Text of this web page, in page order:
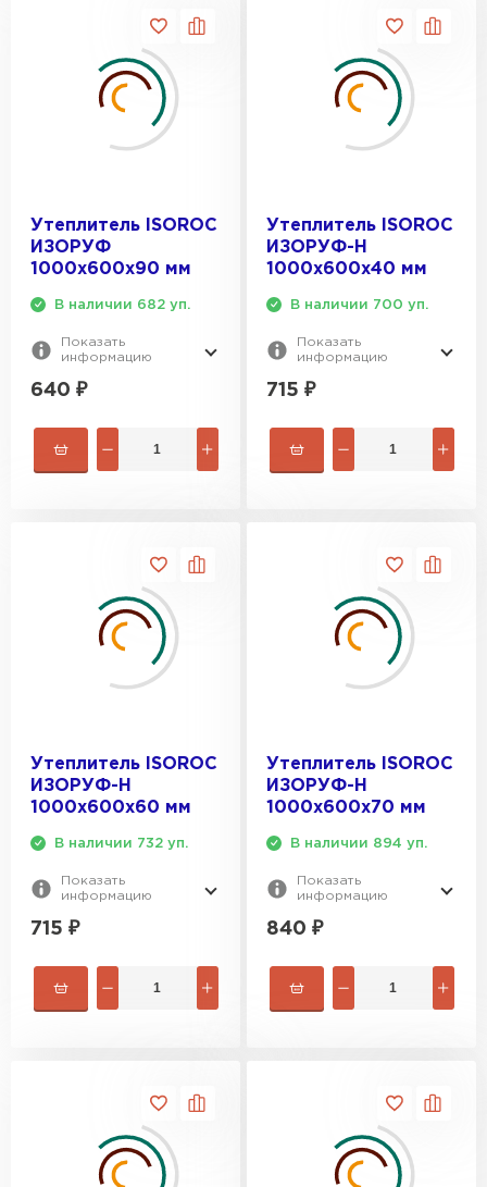
Утеплитель ISOROC
ИЗОРУФ
1000х600х90 мм
В наличии 682 уп.
Показать
информацию
640 ₽
Утеплитель ISOROC
ИЗОРУФ-Н
1000х600х40 мм
В наличии 700 уп.
Показать
информацию
715 ₽
Утеплитель ISOROC
ИЗОРУФ-Н
1000х600х60 мм
В наличии 732 уп.
Показать
информацию
715 ₽
Утеплитель ISOROC
ИЗОРУФ-Н
1000х600х70 мм
В наличии 894 уп.
Показать
информацию
840 ₽